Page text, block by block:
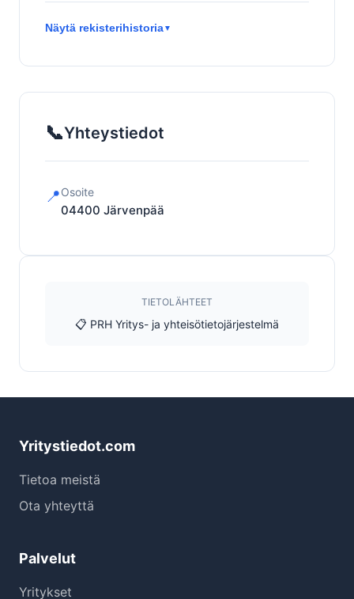
Näytä rekisterihistoria▼
📞Yhteystiedot
📍Osoite
04400 Järvenpää
TIETOLÄHTEET
📋 PRH Yritys- ja yhteisötietojärjestelmä
Yritystiedot.com
Tietoa meistä
Ota yhteyttä
Palvelut
Yritykset